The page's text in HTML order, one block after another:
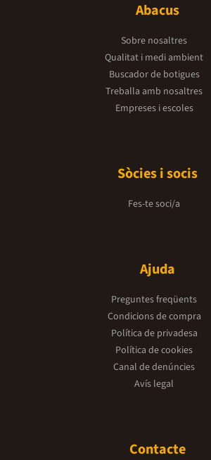
Abacus
Sobre nosaltres
Qualitat i medi ambient
Buscador de botigues
Treballa amb nosaltres
Empreses i escoles
Sòcies i socis
Fes-te soci/a
Ajuda
Preguntes freqüents
Condicions de compra
Política de privadesa
Política de cookies
Canal de denúncies
Avís legal
Contacte